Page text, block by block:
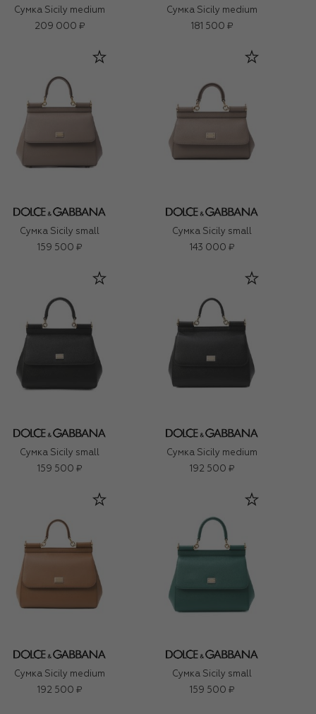
Сумка Sicily medium
209 000 ₽
Сумка Sicily medium
181 500 ₽
Сумка Sicily small
159 500 ₽
Сумка Sicily small
143 000 ₽
Сумка Sicily small
159 500 ₽
Сумка Sicily medium
192 500 ₽
Сумка Sicily medium
192 500 ₽
Сумка Sicily small
159 500 ₽